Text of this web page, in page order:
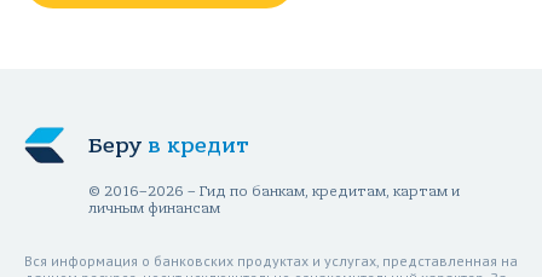
Беру в кредит
© 2016–2026 – Гид по банкам, кредитам, картам и
личным финансам
Вся информация о банковских продуктах и услугах, представленная на